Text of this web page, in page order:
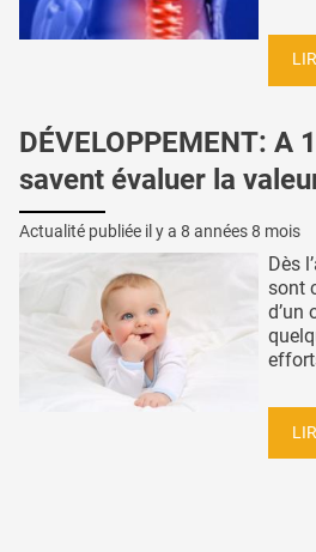
DÉVELOPPEMENT: A
savent évaluer la
Actualité publiée il y a 8 années 8 mois
Dès
sont
d’un